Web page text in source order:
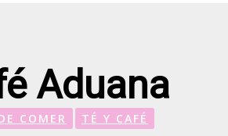
Aduana
COMER TÉ Y CAFÉ